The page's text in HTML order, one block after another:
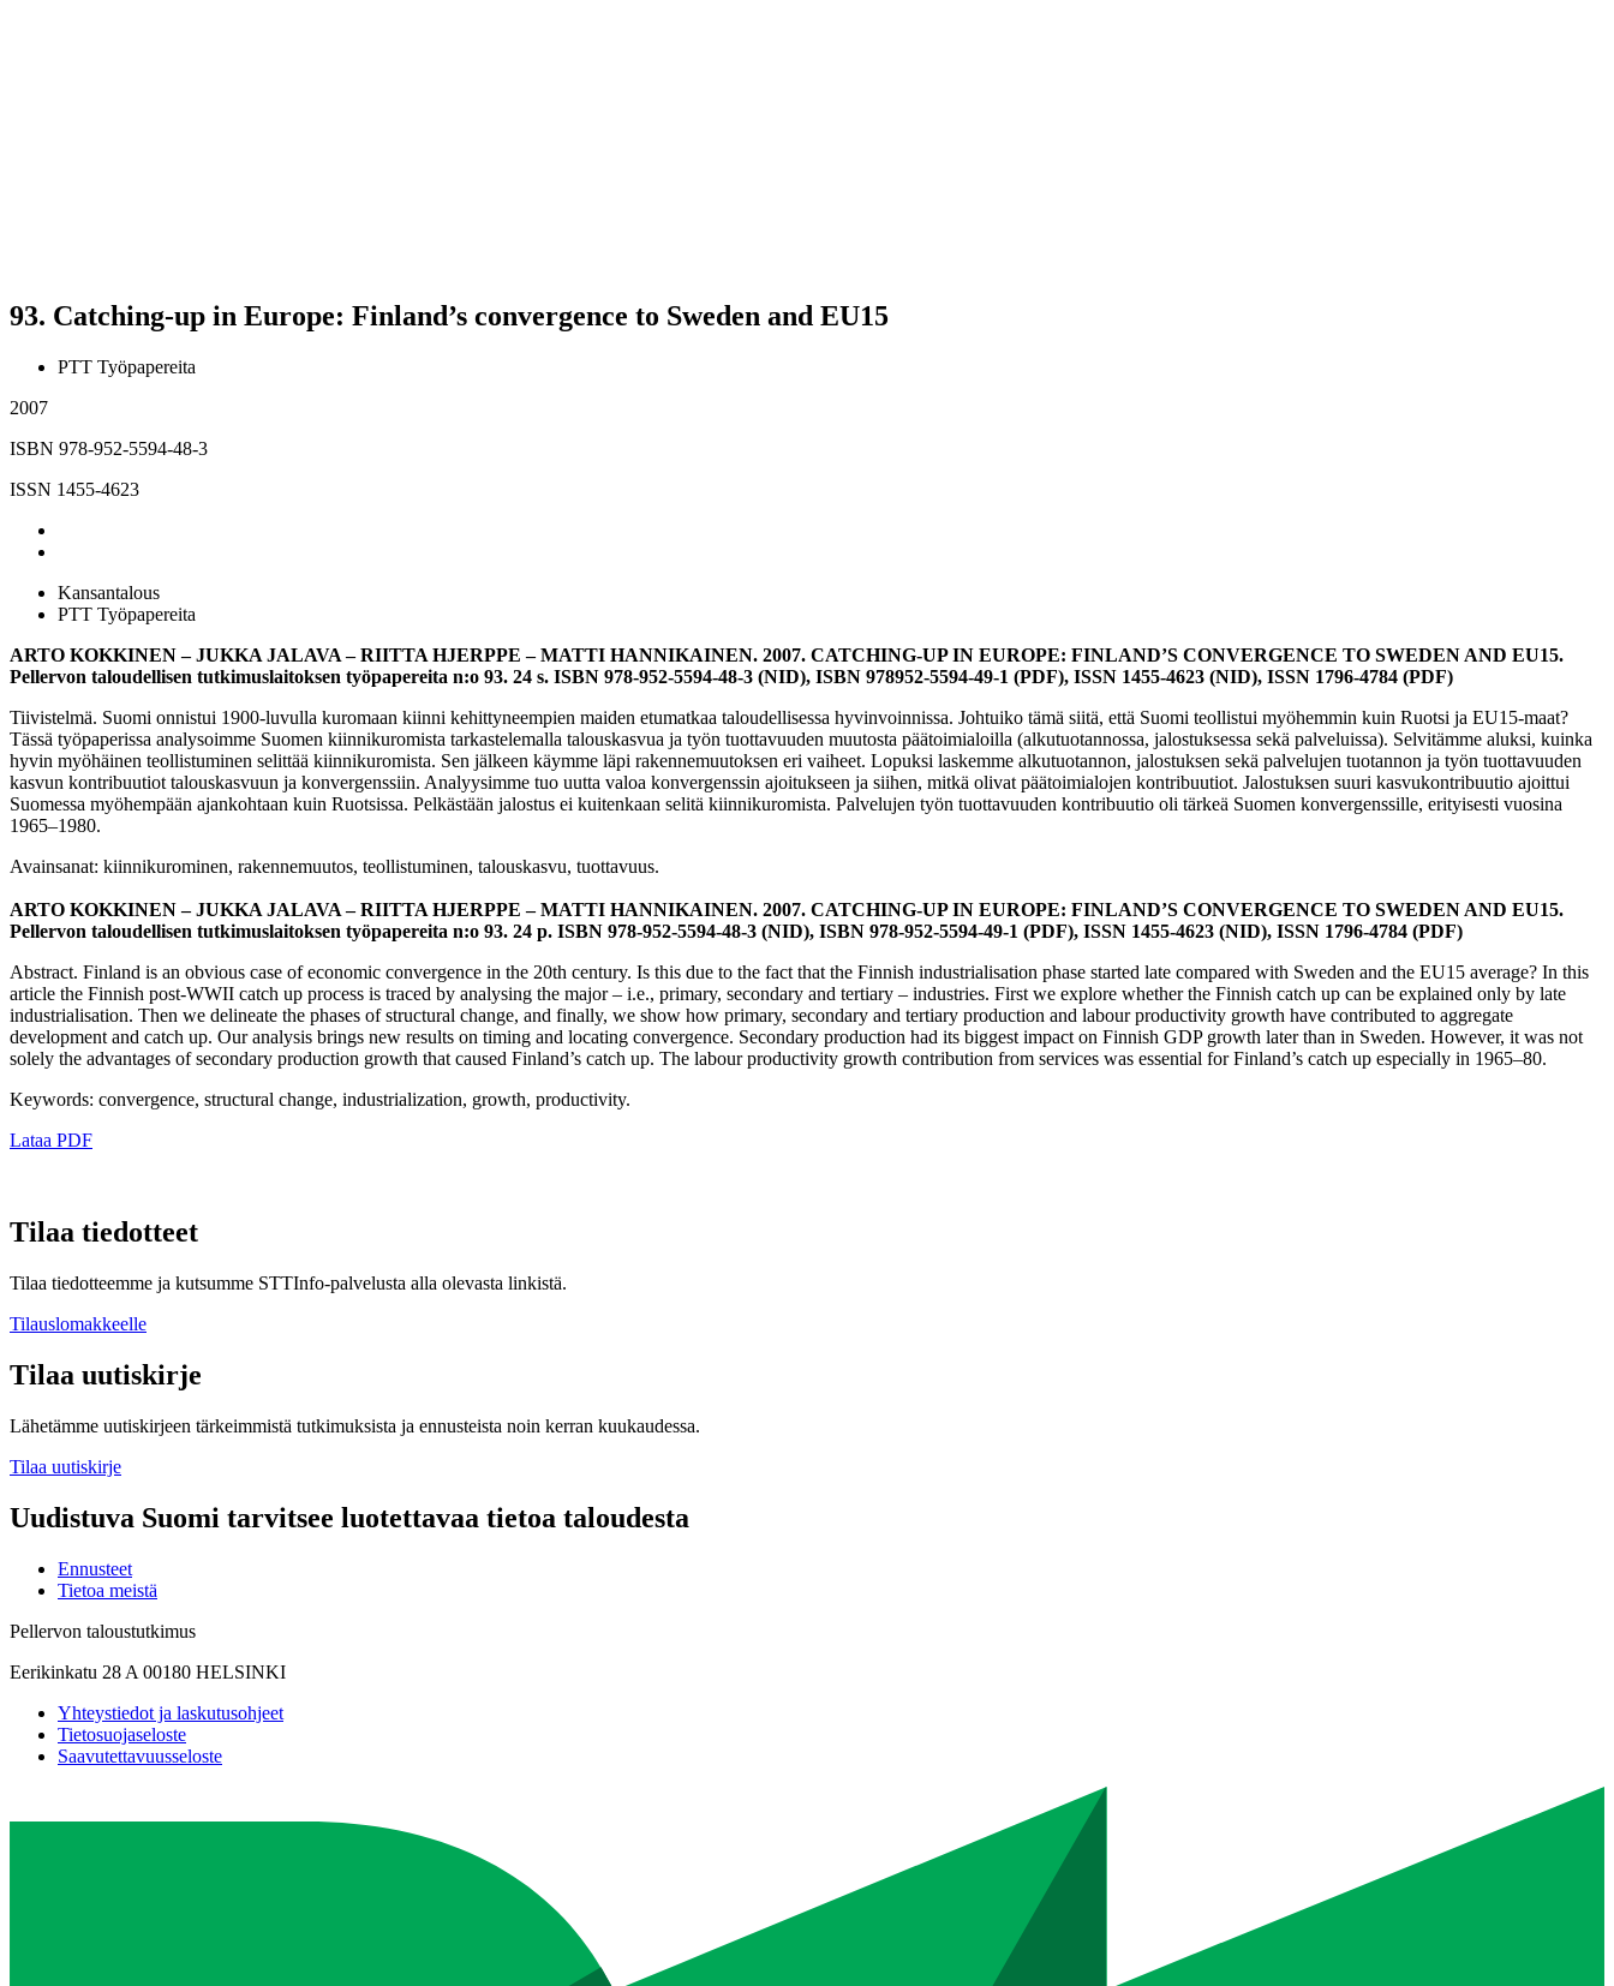
93. Catching-up in Europe: Finland’s convergence to Sweden and EU15
PTT Työpapereita
2007
ISBN 978-952-5594-48-3
ISSN 1455-4623
Kansantalous
PTT Työpapereita
ARTO KOKKINEN – JUKKA JALAVA – RIITTA HJERPPE – MATTI HANNIKAINEN. 2007. CATCHING-UP IN EUROPE: FINLAND’S CONVERGENCE TO SWEDEN AND EU15.
Pellervon taloudellisen tutkimuslaitoksen työpapereita n:o 93. 24 s. ISBN 978-952-5594-48-3 (NID), ISBN 978952-5594-49-1 (PDF), ISSN 1455-4623 (NID), ISSN 1796-4784 (PDF)
Tiivistelmä. Suomi onnistui 1900-luvulla kuromaan kiinni kehittyneempien maiden etumatkaa taloudellisessa hyvinvoinnissa. Johtuiko tämä siitä, että Suomi teollistui myöhemmin kuin Ruotsi ja EU15-maat?
Tässä työpaperissa analysoimme Suomen kiinnikuromista tarkastelemalla talouskasvua ja työn tuottavuuden muutosta päätoimialoilla (alkutuotannossa, jalostuksessa sekä palveluissa). Selvitämme aluksi, kuinka
hyvin myöhäinen teollistuminen selittää kiinnikuromista. Sen jälkeen käymme läpi rakennemuutoksen eri vaiheet. Lopuksi laskemme alkutuotannon, jalostuksen sekä palvelujen tuotannon ja työn tuottavuuden
kasvun kontribuutiot talouskasvuun ja konvergenssiin. Analyysimme tuo uutta valoa konvergenssin ajoitukseen ja siihen, mitkä olivat päätoimialojen kontribuutiot. Jalostuksen suuri kasvukontribuutio ajoittui
Suomessa myöhempään ajankohtaan kuin Ruotsissa. Pelkästään jalostus ei kuitenkaan selitä kiinnikuromista. Palvelujen työn tuottavuuden kontribuutio oli tärkeä Suomen konvergenssille, erityisesti vuosina
1965–1980.
Avainsanat: kiinnikurominen, rakennemuutos, teollistuminen, talouskasvu, tuottavuus.
ARTO KOKKINEN – JUKKA JALAVA – RIITTA HJERPPE – MATTI HANNIKAINEN. 2007. CATCHING-UP IN EUROPE: FINLAND’S CONVERGENCE TO SWEDEN AND EU15.
Pellervon taloudellisen tutkimuslaitoksen työpapereita n:o 93. 24 p. ISBN 978-952-5594-48-3 (NID), ISBN 978-952-5594-49-1 (PDF), ISSN 1455-4623 (NID), ISSN 1796-4784 (PDF)
Abstract. Finland is an obvious case of economic convergence in the 20th century. Is this due to the fact that the Finnish industrialisation phase started late compared with Sweden and the EU15 average? In this
article the Finnish post-WWII catch up process is traced by analysing the major – i.e., primary, secondary and tertiary – industries. First we explore whether the Finnish catch up can be explained only by late
industrialisation. Then we delineate the phases of structural change, and finally, we show how primary, secondary and tertiary production and labour productivity growth have contributed to aggregate
development and catch up. Our analysis brings new results on timing and locating convergence. Secondary production had its biggest impact on Finnish GDP growth later than in Sweden. However, it was not
solely the advantages of secondary production growth that caused Finland’s catch up. The labour productivity growth contribution from services was essential for Finland’s catch up especially in 1965–80.
Keywords: convergence, structural change, industrialization, growth, productivity.
Lataa PDF
Tilaa tiedotteet
Tilaa tiedotteemme ja kutsumme STTInfo-palvelusta alla olevasta linkistä.
Tilauslomakkeelle
Tilaa uutiskirje
Lähetämme uutiskirjeen tärkeimmistä tutkimuksista ja ennusteista noin kerran kuukaudessa.
Tilaa uutiskirje
Uudistuva Suomi tarvitsee luotettavaa tietoa taloudesta
Ennusteet
Tietoa meistä
Pellervon taloustutkimus
Eerikinkatu 28 A 00180 HELSINKI
Yhteystiedot ja laskutusohjeet
Tietosuojaseloste
Saavutettavuusseloste